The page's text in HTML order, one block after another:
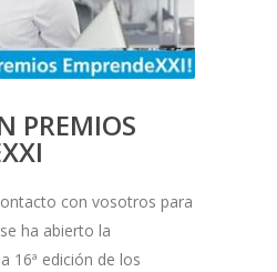
PREMIOS
con vosotros para
ha abierto la
16ª edición de los